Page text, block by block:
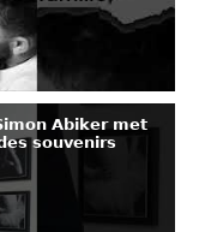
𝗔𝗯𝗶𝗸𝗲𝗿 𝗺𝗲𝘁
𝘀𝗼𝘂𝘃𝗲𝗻𝗶𝗿𝘀